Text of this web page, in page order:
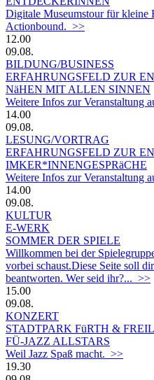
Digitale Museumstour für kleine
Actionbound. >>
12.00
09.08.
BILDUNG/BUSINESS
ERFAHRUNGSFELD ZUR
NäHEN MIT ALLEN SINNEN
Weitere Infos zur Veranstaltung
14.00
09.08.
LESUNG/VORTRAG
ERFAHRUNGSFELD ZUR
IMKER*INNENGESPRäCHE
Weitere Infos zur Veranstaltung
14.00
09.08.
KULTUR
E-WERK
SOMMER DER SPIELE
Willkommen bei der
vorbei schaust.Diese Seite soll
beantworten. Wer seid ihr?... >>
15.00
09.08.
KONZERT
STADTPARK FüRTH &
FÜ-JAZZ ALLSTARS
Weil Jazz Spaß macht. >>
19.30